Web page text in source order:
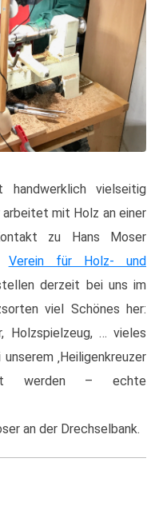
vielseitig
mit Holz an einer
zu Hans Moser
Verein für Holz- und
derzeit bei uns im
viel Schönes her:
Holzspielzeug, … vieles
‚Heiligenkreuzer
werden – echte
an der Drechselbank.